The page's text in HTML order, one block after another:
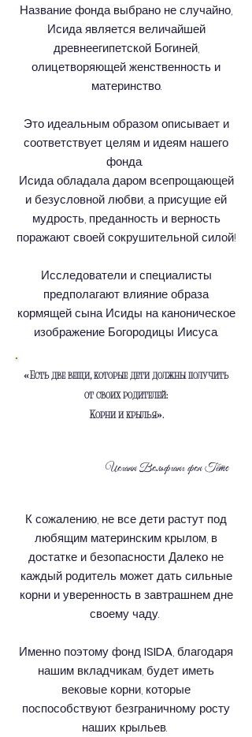
Название фонда выбрано не случайно,
Исида является величайшей
древнеегипетской Богиней,
олицетворяющей женственность и
материнство.
Это идеальным образом описывает и
соответствует целям и идеям нашего
фонда.
Исида обладала даром всепрощающей
и безусловной любви, а присущие ей
мудрость, преданность и верность
поражают своей сокрушительной силой!
Исследователи и специалисты
предполагают влияние образа
кормящей сына Исиды на каноническое
изображение Богородицы Иисуса.
«Есть две вещи, которые дети должны получить
от своих родителей:
Корни и крылья».
Иоганн Вольфганг фон Гёте
К сожалению, не все дети растут под
любящим материнским крылом, в
достатке и безопасности. Далеко не
каждый родитель может дать сильные
корни и уверенность в завтрашнем дне
своему чаду.
Именно поэтому фондISIDA, благодаря
нашим вкладчикам, будет иметь
вековые корни, которые
поспособствуют безграничному росту
наших крыльев.